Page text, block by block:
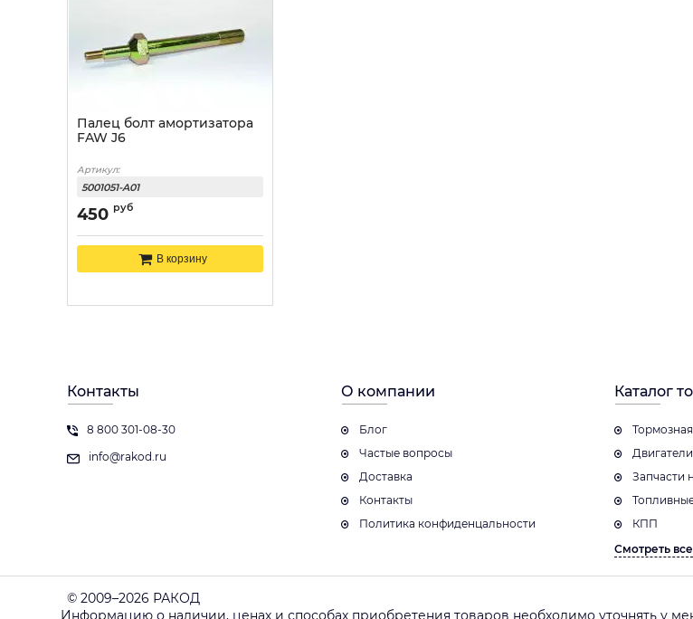
Палец болт амортизатора
FAW J6
Артикул:
5001051-A01
450 руб
В корзину
Контакты
8 800 301-08-30
info@rakod.ru
О компании
Блог
Частые вопросы
Доставка
Контакты
Политика конфиденцальности
Каталог
Двигатели
Запчасти
КПП
Смотреть все
© 2009–2026 РАКОД